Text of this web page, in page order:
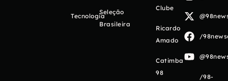
Tecnologia
Seleção
Brasileira
Clube
Ricardo
Amado
Catimba
98
/
/98-